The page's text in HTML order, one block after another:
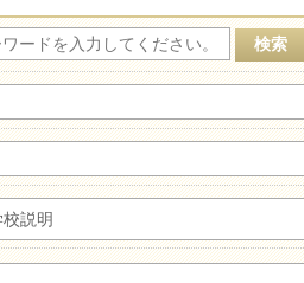
説明